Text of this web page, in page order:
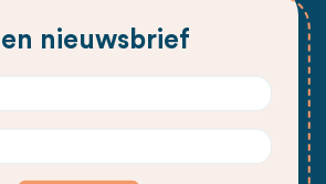
nieuwsbrief